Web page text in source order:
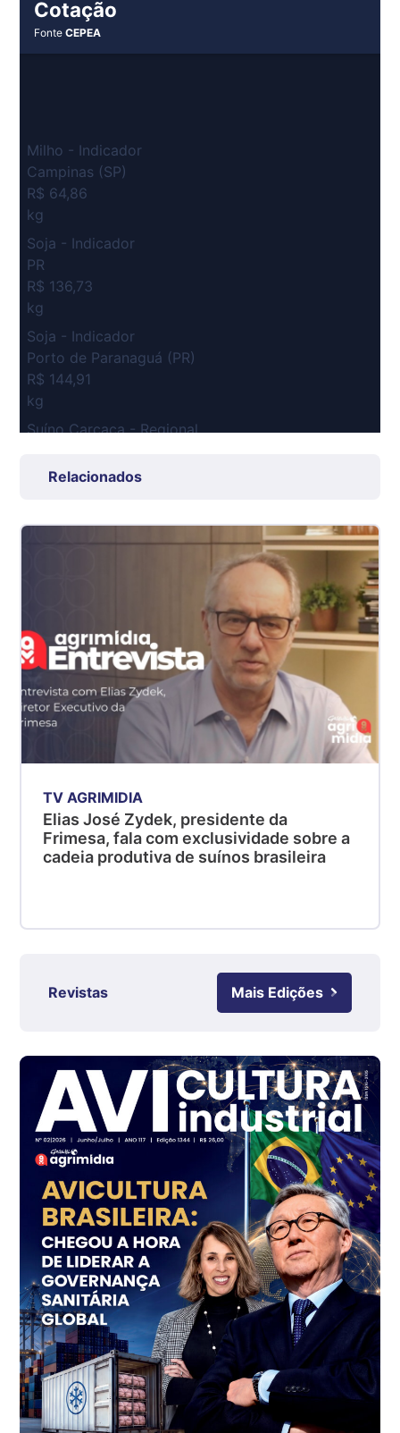
Cotação
FonteCEPEA
Milho - Indicador
Campinas (SP)
R$ 64,86
kg
Soja - Indicador
PR
R$ 136,73
kg
Soja - Indicador
Porto de Paranaguá (PR)
R$ 144,91
kg
Suíno Carcaça - Regional
R$ 7,53
Suíno - Estadual
MG
R$ 5,07
Suíno - Estadual
PR
Suíno - Estadual
SC
R$ 4,50
kg
Ovo Branco - Regional
Ovo Branco - Regional
Branco
R$ 144,99
cx
Ovo Vermelho - Regional
Grande São Paulo (SP)
R$ 153,38
cx
Ovo Vermelho - Regional
Vermelho
R$ 156,33
cx
Ovo Branco - Regional
Bastos (SP)
R$ 134,40
cx
Relacionados
TV AGRIMIDIA
Elias José Zydek, presidente da
Frimesa, fala com exclusividade sobre a
cadeia produtiva de suínos brasileira
Revistas Mais Edições